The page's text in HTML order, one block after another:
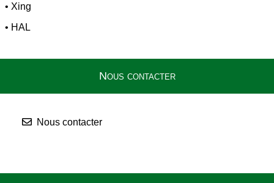
• Xing
• HAL
Nous contacter
Nous contacter